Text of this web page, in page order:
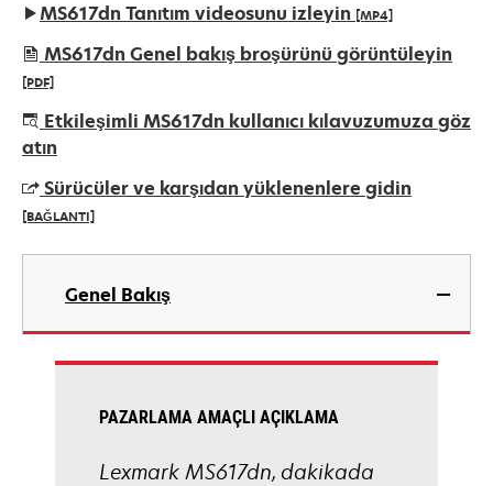
MS617dn Tanıtım videosunu izleyin [MP4]
MS617dn Genel bakış broşürünü görüntüleyin
[PDF]
opens
in
new
tab
Etkileşimli MS617dn kullanıcı kılavuzumuza göz
atın
Sürücüler ve karşıdan yüklenenlere gidin
[BAĞLANTI]
opens
new
Genel Bakış
PAZARLAMA AMAÇLI AÇIKLAMA
Lexmark MS617dn, dakikada